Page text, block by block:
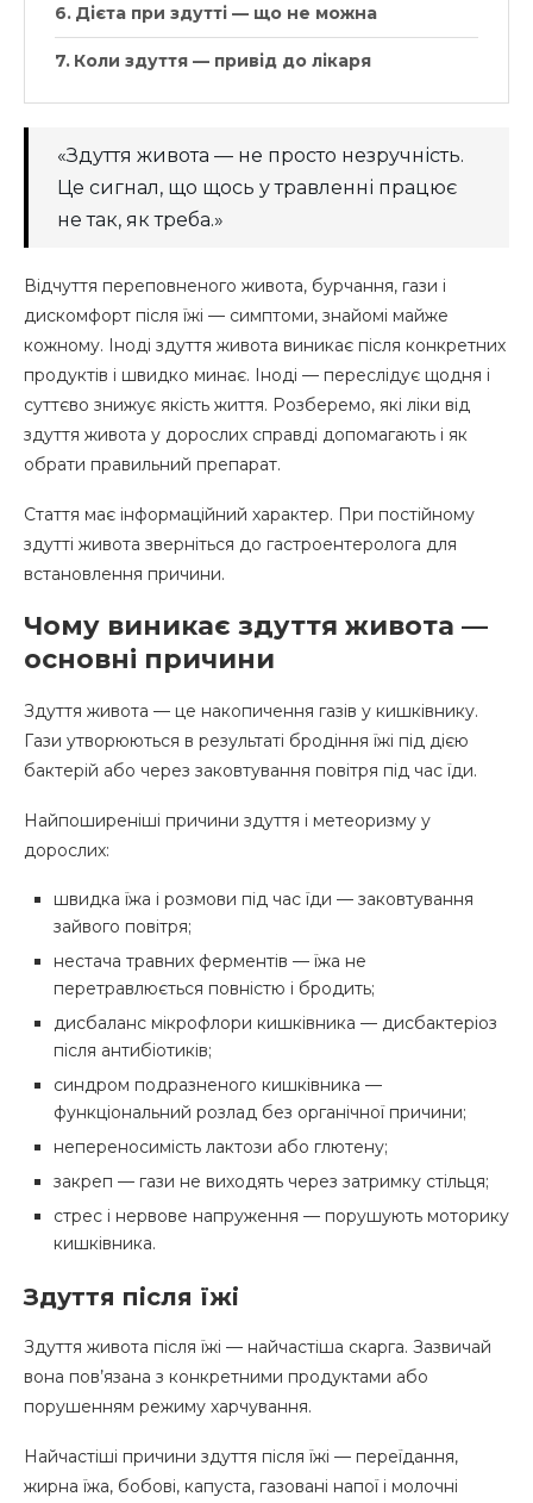
Дієта при здутті — що не можна
Коли здуття — привід до лікаря
«Здуття живота — не просто незручність.
Це сигнал, що щось у травленні працює
не так, як треба.»
Відчуття переповненого живота, бурчання, гази і
дискомфорт після їжі — симптоми, знайомі майже
кожному. Іноді здуття живота виникає після конкретних
продуктів і швидко минає. Іноді — переслідує щодня і
суттєво знижує якість життя. Розберемо, які ліки від
здуття живота у дорослих справді допомагають і як
обрати правильний препарат.
Стаття має інформаційний характер. При постійному
здутті живота зверніться до гастроентеролога для
встановлення причини.
Чому виникає здуття живота —
основні причини
Здуття живота — це накопичення газів у кишківнику.
Гази утворюються в результаті бродіння їжі під дією
бактерій або через заковтування повітря під час їди.
Найпоширеніші причини здуття і метеоризму у
дорослих:
швидка їжа і розмови під час їди — заковтування
зайвого повітря;
нестача травних ферментів — їжа не
перетравлюється повністю і бродить;
дисбаланс мікрофлори кишківника — дисбактеріоз
після антибіотиків;
синдром подразненого кишківника —
функціональний розлад без органічної причини;
непереносимість лактози або глютену;
закреп — гази не виходять через затримку стільця;
стрес і нервове напруження — порушують моторику
кишківника.
Здуття після їжі
Здуття живота після їжі — найчастіша скарга. Зазвичай
вона пов’язана з конкретними продуктами або
порушенням режиму харчування.
Найчастіші причини здуття після їжі — переїдання,
жирна їжа, бобові, капуста, газовані напої і молочні